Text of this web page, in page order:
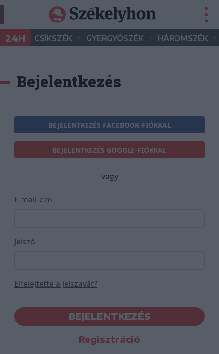
24H CSÍKSZÉK • GYERGYÓSZÉK • HÁROMSZÉK •
Bejelentkezés
BEJELENTKEZÉS FACEBOOK-FIÓKKAL
BEJELENTKEZÉS GOOGLE-FIÓKKAL
vagy
E-mail-cím
Jelszó
Elfelejtette a jelszavát?
BEJELENTKEZÉS
Regisztráció